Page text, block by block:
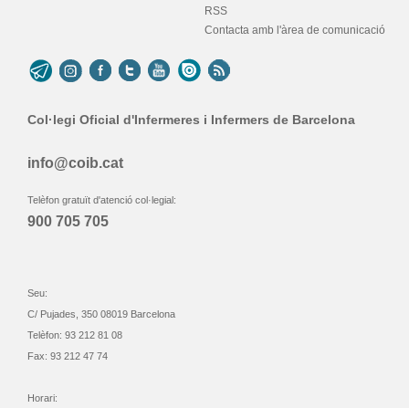
RSS
Contacta amb l'àrea de comunicació
Col·legi Oficial d'Infermeres i Infermers de Barcelona
info@coib.cat
Telèfon gratuït d'atenció col·legial:
900 705 705
Seu:
C/ Pujades, 350 08019 Barcelona
Telèfon: 93 212 81 08
Fax: 93 212 47 74
Horari: